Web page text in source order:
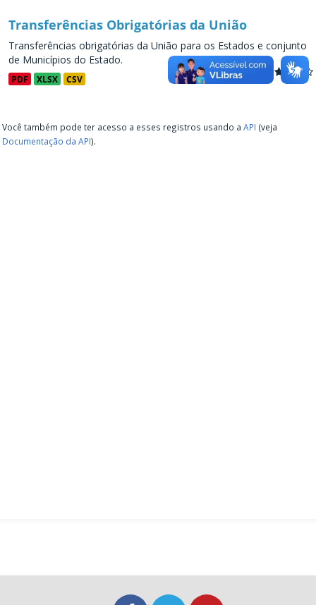
Transferências Obrigatórias da União
Transferências obrigatórias da União para os Estados e conjunto
de Municípios do Estado.
PDF XLSX CSV
Você também pode ter acesso a esses registros usando a API (veja
Documentação da API).